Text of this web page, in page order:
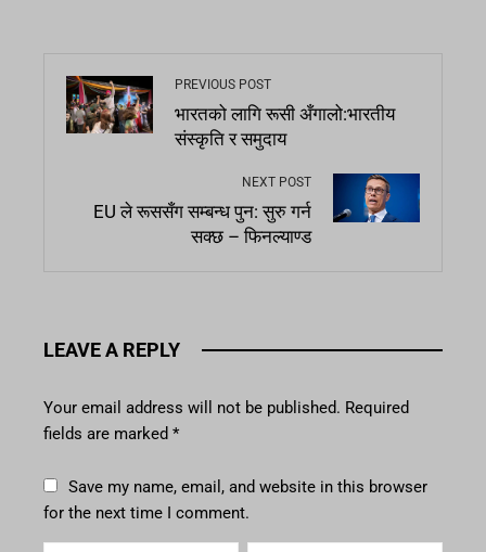
PREVIOUS POST
भारतको लागि रूसी अँगालो:भारतीय
संस्कृति र समुदाय
NEXT POST
EU ले रूससँग सम्बन्ध पुन: सुरु गर्न
सक्छ – फिनल्याण्ड
LEAVE A REPLY
Your email address will not be published. Required
fields are marked *
Save my name, email, and website in this browser
for the next time I comment.